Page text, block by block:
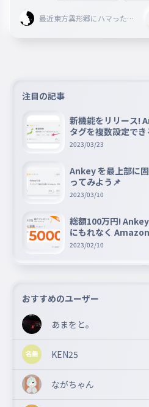
最近東方異形郷にハマった人
注目の記事
新機能をリリース!
タグを複数設定で
2023/03/23
Ankey を最上部に
ってみよう📌
2023/03/10
総額100万円!
にもれなく
ゼントキャンペーン!!
2023/02/10
おすすめのユーザー
あまをと。
KEN25
ながちゃん